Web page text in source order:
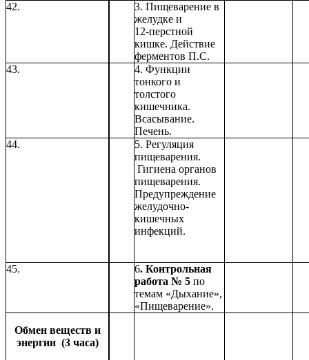
42.
3. Пищеварение в
желудке и
12-перстной
кишке. Действие
ферментов П.С.
43.
4. Функции
тонкого и
толстого
кишечника.
Всасывание.
Печень.
44.
5. Регуляция
пищеварения.
Гигиена органов
пищеварения.
Предупреждение
желудочно-
кишечных
инфекций.
45. 6. Контрольная
работа № 5 по
темам «Дыхание»,
«Пищеварение».
Обмен веществ и
энергии (3 часа)